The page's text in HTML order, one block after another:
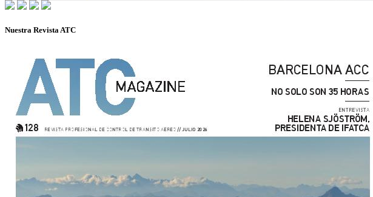
Nuestra Revista ATC